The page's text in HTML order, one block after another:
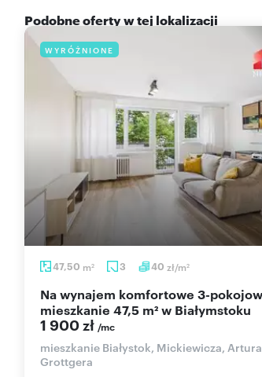
Podobne oferty w tej lokalizacji
WYRÓŻNIONE
47,50 m2 3 40 zł/m2
Na wynajem komfortowe 3-pokojowe
mieszkanie 47,5 m² w Białymstoku
1 900 zł /mc
mieszkanie Białystok, Mickiewicza, Artura
Grottgera